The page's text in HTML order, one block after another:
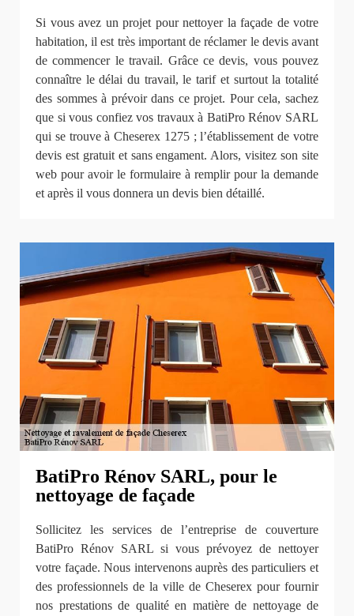
Si vous avez un projet pour nettoyer la façade de votre
habitation, il est très important de réclamer le devis avant
de commencer le travail. Grâce ce devis, vous pouvez
connaître le délai du travail, le tarif et surtout la totalité
des sommes à prévoir dans ce projet. Pour cela, sachez
que si vous confiez vos travaux à BatiPro Rénov SARL
qui se trouve à Cheserex 1275 ; l’établissement de votre
devis est gratuit et sans engament. Alors, visitez son site
web pour avoir le formulaire à remplir pour la demande
et après il vous donnera un devis bien détaillé.
BatiPro Rénov SARL, pour le
nettoyage de façade
Sollicitez les services de l’entreprise de couverture
BatiPro Rénov SARL si vous prévoyez de nettoyer
votre façade. Nous intervenons auprès des particuliers et
des professionnels de la ville de Cheserex pour fournir
nos prestations de qualité en matière de nettoyage de